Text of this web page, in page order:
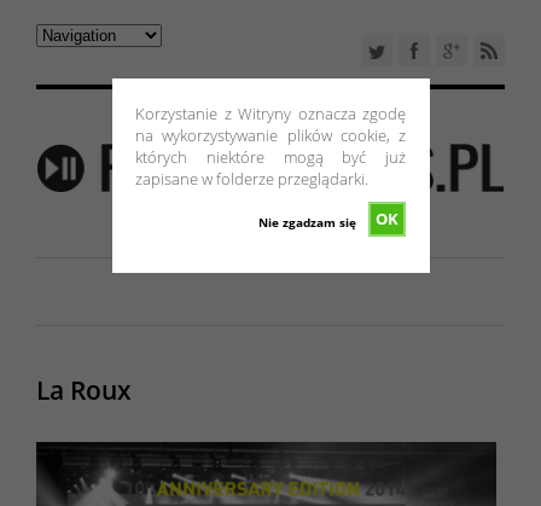
Korzystanie z Witryny oznacza zgodę
na wykorzystywanie plików cookie, z
których niektóre mogą być już
zapisane w folderze przeglądarki.
OK
Nie zgadzam się
La Roux